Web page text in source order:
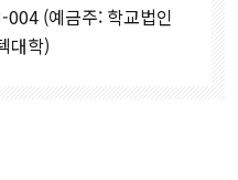
(예금주: 학교법인
대학)